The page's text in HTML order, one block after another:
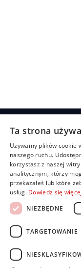
+48
507
704
919
biuro@rolbest.pl
Żaluzje
Żaluzje
bambusowe
Żaluzje
drewniane
Żaluzje
aluminiowe
Żaluzje
Żaluzje
Rolety
dzień/
Rolety
Rolety
Rolety
(pilsy)
Ta strona
Używamy plików cookie
naszego ruchu.
korzystasz z naszej
analitycznym, którzy
przekazałeś lub które
usług. Dowiedz się więcej
NIEZBĘDNE
TARGETOWANIE